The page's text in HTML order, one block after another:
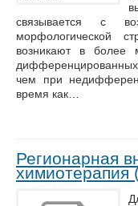
связывается с
морфологической
возникают в более
чем при
время как…
Регионарная
химиотерапия